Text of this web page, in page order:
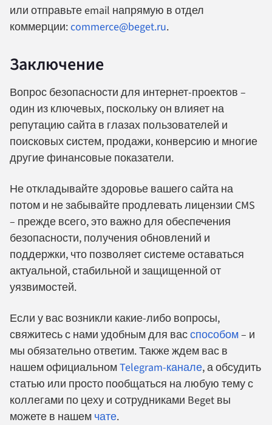
или отправьте email напрямую в отдел
коммерции:commerce@beget.ru.
Заключение
Вопрос безопасности для интернет-проектов –
один из ключевых, поскольку он влияет на
репутацию сайта в глазах пользователей и
поисковых систем, продажи, конверсию и многие
другие финансовые показатели.
Не откладывайте здоровье вашего сайта на
потом и не забывайте продлевать лицензии CMS
– прежде всего, это важно для обеспечения
безопасности, получения обновлений и
поддержки, что позволяет системе оставаться
актуальной, стабильной и защищенной от
уязвимостей.
Если у вас возникли какие-либо вопросы,
свяжитесь с нами удобным для васспособом– и
мы обязательно ответим. Также ждем вас в
нашем официальномTelegram-канале, а обсудить
статью или просто пообщаться на любую тему с
коллегами по цеху и сотрудниками Beget вы
можете в нашем чате.